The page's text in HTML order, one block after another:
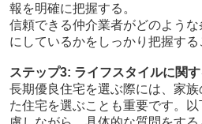
報を明確に把握する。
信頼できる仲介業者がどのよう
にしているかをしっかり把握する
ステップ3: ライフスタイルに関
長期優良住宅を選ぶ際には、家
た住宅を選ぶことも重要です。